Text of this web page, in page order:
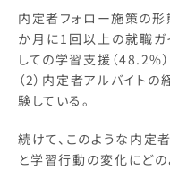
内定者フォロー施策の形
か月に1回以上の就職ガ
しての学習支援（48.2%
（2）内定者アルバイト
験している。
続けて、このような内定
と学習行動の変化にど